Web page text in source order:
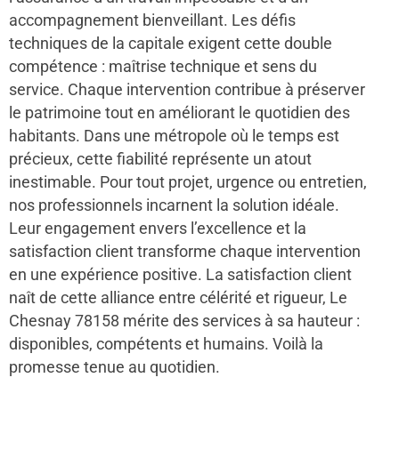
accompagnement bienveillant. Les défis
techniques de la capitale exigent cette double
compétence : maîtrise technique et sens du
service. Chaque intervention contribue à préserver
le patrimoine tout en améliorant le quotidien des
habitants. Dans une métropole où le temps est
précieux, cette fiabilité représente un atout
inestimable. Pour tout projet, urgence ou entretien,
nos professionnels incarnent la solution idéale.
Leur engagement envers l’excellence et la
satisfaction client transforme chaque intervention
en une expérience positive. La satisfaction client
naît de cette alliance entre célérité et rigueur, Le
Chesnay 78158 mérite des services à sa hauteur :
disponibles, compétents et humains. Voilà la
promesse tenue au quotidien.